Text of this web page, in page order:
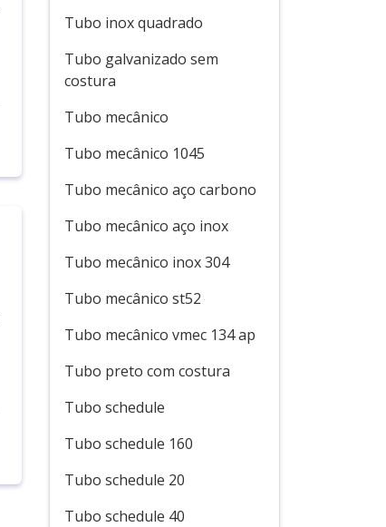
Tubo inox quadrado
Tubo galvanizado sem
costura
Tubo mecânico
Tubo mecânico 1045
Tubo mecânico aço carbono
Tubo mecânico aço inox
Tubo mecânico inox 304
Tubo mecânico st52
Tubo mecânico vmec 134 ap
Tubo preto com costura
Tubo schedule
Tubo schedule 160
Tubo schedule 20
Tubo schedule 40